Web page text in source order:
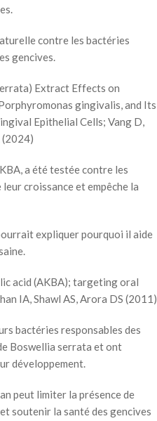
contre les bactéries
gencives.
Extract Effects on
gingivalis, and Its
Epithelial Cells; Vang D,
(2024)
a été testée contre les
croissance et empêche la
expliquer pourquoi il aide
acid (AKBA); targeting oral
IA, Shawl AS, Arora DS (2011)
bactéries responsables des
Boswellia serrata et ont
développement.
peut limiter la présence de
soutenir la santé des gencives